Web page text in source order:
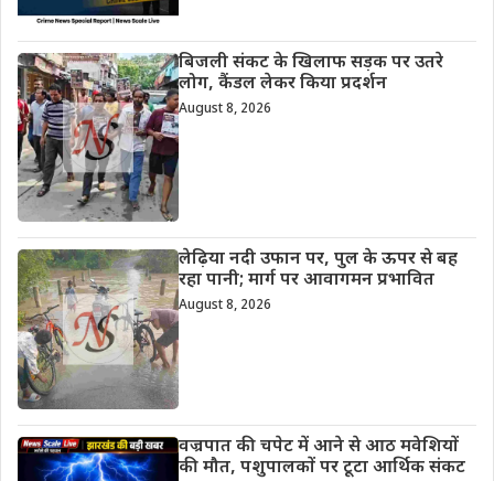
बिजली संकट के खिलाफ सड़क पर उतरे
लोग, कैंडल लेकर किया प्रदर्शन
August 8, 2026
लेढ़िया नदी उफान पर, पुल के ऊपर से बह
रहा पानी; मार्ग पर आवागमन प्रभावित
August 8, 2026
वज्रपात की चपेट में आने से आठ मवेशियों
की मौत, पशुपालकों पर टूटा आर्थिक संकट